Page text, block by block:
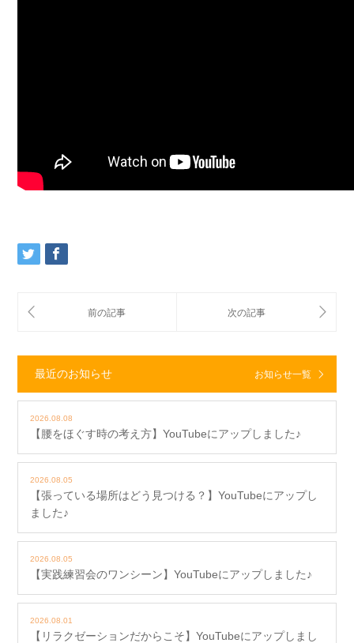
最近のお知らせ お知らせ一覧
2026.08.08
【腰をほぐす時の考え方】YouTubeにアップしました♪
2026.08.05
【張っている場所はどう見つける？】YouTubeにアップし
ました♪
2026.08.05
【実践練習会のワンシーン】YouTubeにアップしました♪
2026.08.01
【リラクゼーションだからこそ】YouTubeにアップしまし